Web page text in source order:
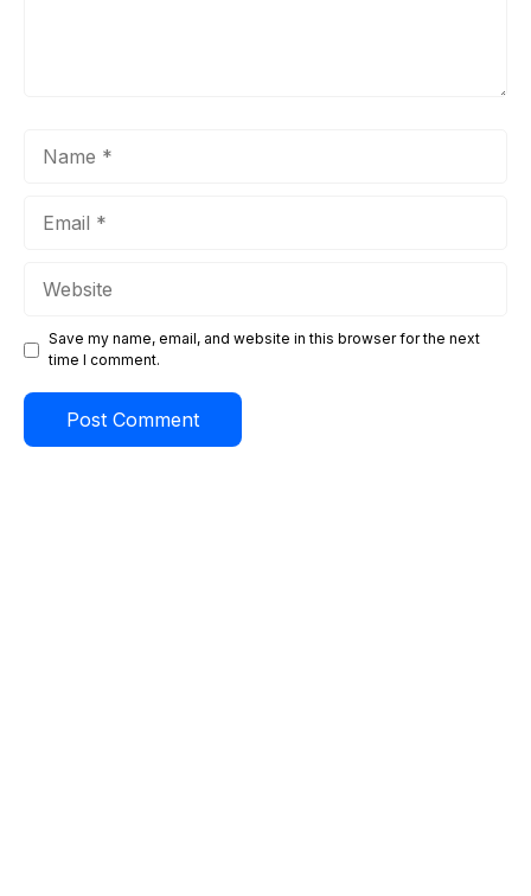
Save my name, email, and website in this browser for the next
time I comment.